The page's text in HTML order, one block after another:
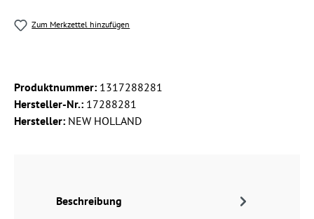
Zum Merkzettel hinzufügen
Produktnummer: 1317288281
Hersteller-Nr.: 17288281
Hersteller: NEW HOLLAND
Beschreibung